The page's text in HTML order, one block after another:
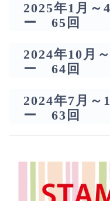
2025年1月～
ー 65回
2024年10月
ー 64回
2024年7月～
ー 63回